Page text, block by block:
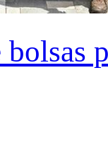
bolsas